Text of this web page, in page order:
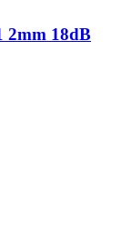
2mm 18dB